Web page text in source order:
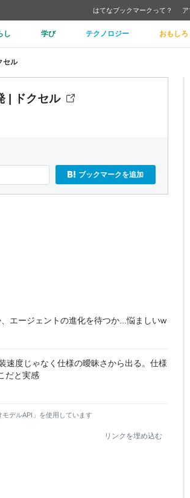
はてなブックマークって？
し 学び テクノロジー おもしろ
セル
| ドクセル
ブックマークを追加
エージェントの進化を待つか...悩ましいw
速度じゃなく仕様の曖昧さから出る。仕様
だと実感
デルAPI」を使用しています
リンクを埋め込む